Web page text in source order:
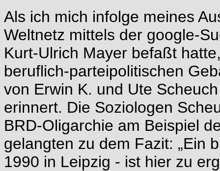
Als ich mich infolge meines
Weltnetz mittels der google-
Kurt-Ulrich Mayer befaßt
beruflich-parteipolitischen
von Erwin K. und Ute
erinnert. Die Soziologen
BRD-Oligarchie am Beispiel
gelangten zu dem Fazit: „Ein
1990 in Leipzig - ist hier zu